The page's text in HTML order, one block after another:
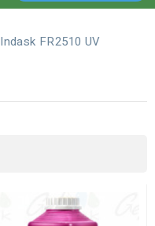
Indask FR2510 UV